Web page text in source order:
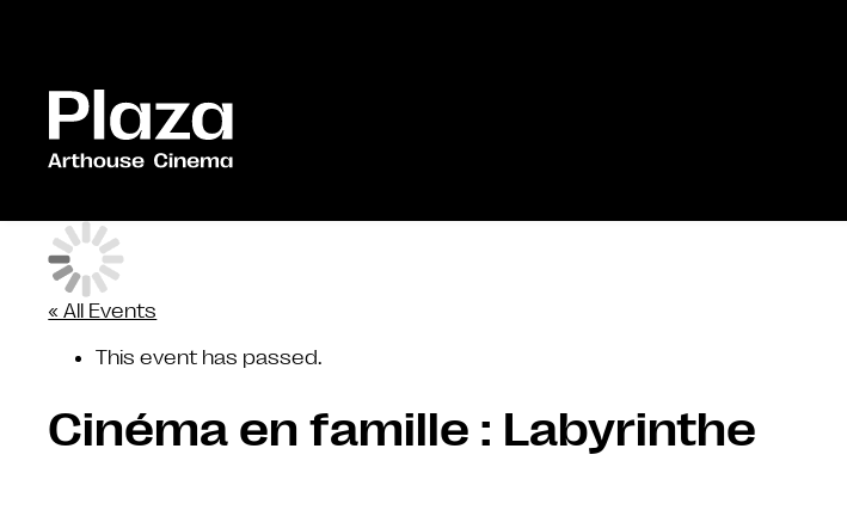
« All Events
This event has passed.
Cinéma en famille : Labyrinthe